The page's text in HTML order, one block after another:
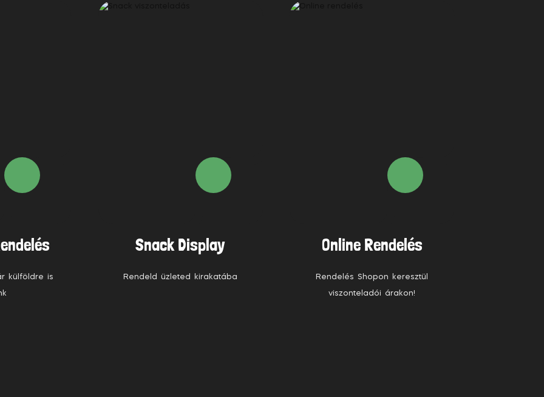
külföldre is
Snack Display
Rendeld üzleted kirakatába
Online Rendelés
Rendelés Shopon keresztül
viszonteladói árakon!